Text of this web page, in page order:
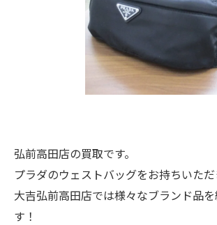
弘前高田店の買取です。
プラダのウェストバッグをお持ちいただ
大吉弘前高田店では様々なブランド品
す！